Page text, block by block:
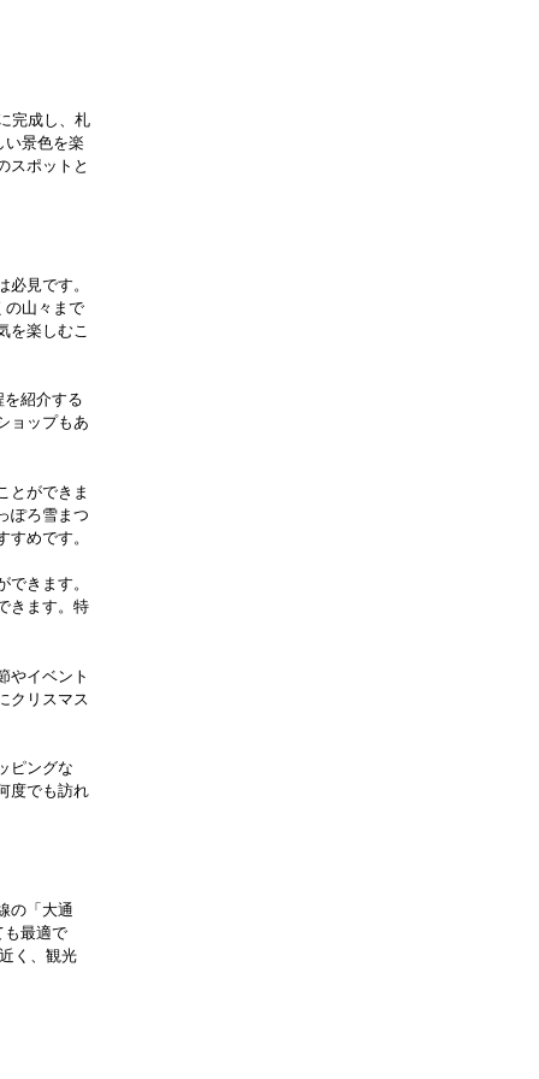
完成し、札
い景色を楽
スポットと
見です。
の山々まで
を楽しむこ
紹介する
ョップもあ
とができま
ぽろ雪まつ
めです。
きます。
きます。特
やイベント
クリスマス
ピングな
度でも訪れ
の「大通
も最適で
く、観光